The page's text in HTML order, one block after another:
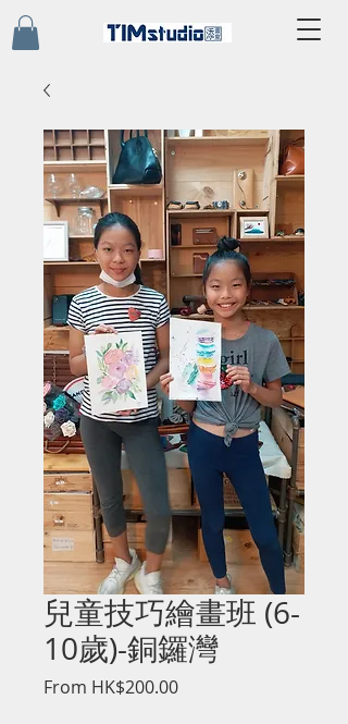
兒童技巧繪畫班 (6-
10歲)-銅鑼灣
From HK$200.00Sale